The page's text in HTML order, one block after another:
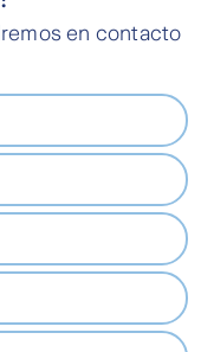
momento.
en contacto